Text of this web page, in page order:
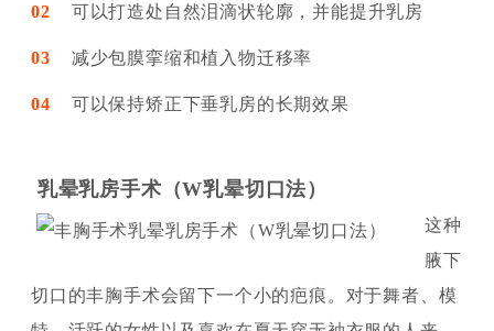
02 可以打造处自然泪滴状轮廓，并能提升乳房
03 减少包膜挛缩和植入物迁移率
04 可以保持矫正下垂乳房的长期效果
乳晕乳房手术（W乳晕切口法）
这种
腋下
切口的丰胸手术会留下一个小的疤痕。对于舞者、模